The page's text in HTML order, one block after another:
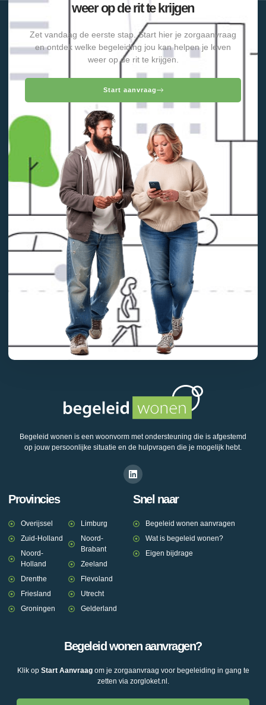
weer op de rit te krijgen
Zet vandaag de eerste stap. Start hier je zorgaanvraag
en ontdek welke begeleiding jou kan helpen je leven
weer op de rit te krijgen.
Start aanvraag
Begeleid wonen is een woonvorm met ondersteuning die is afgestemd
op jouw persoonlijke situatie en de hulpvragen die je mogelijk hebt.
Provincies
Overijssel
Zuid-Holland
Noord-
Holland
Drenthe
Friesland
Groningen
Limburg
Noord-
Brabant
Zeeland
Flevoland
Utrecht
Gelderland
Snel naar
Begeleid wonen aanvragen
Wat is begeleid wonen?
Eigen bijdrage
Begeleid wonen aanvragen?
Klik op Start Aanvraagom je zorgaanvraag voor begeleiding in gang te
zetten via zorgloket.nl.